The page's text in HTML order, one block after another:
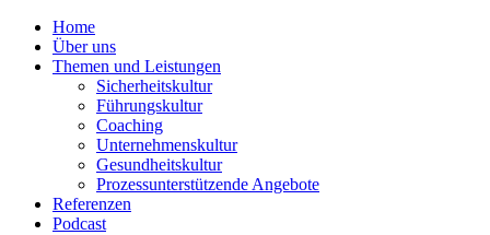
Home
Über uns
Themen und Leistungen
Sicher­heits­kultur
Führungs­kultur
Coaching
Unter­neh­mens­kultur
Gesund­heits­kultur
Prozess­un­ter­stüt­zende Angebote
Referenzen
Podcast